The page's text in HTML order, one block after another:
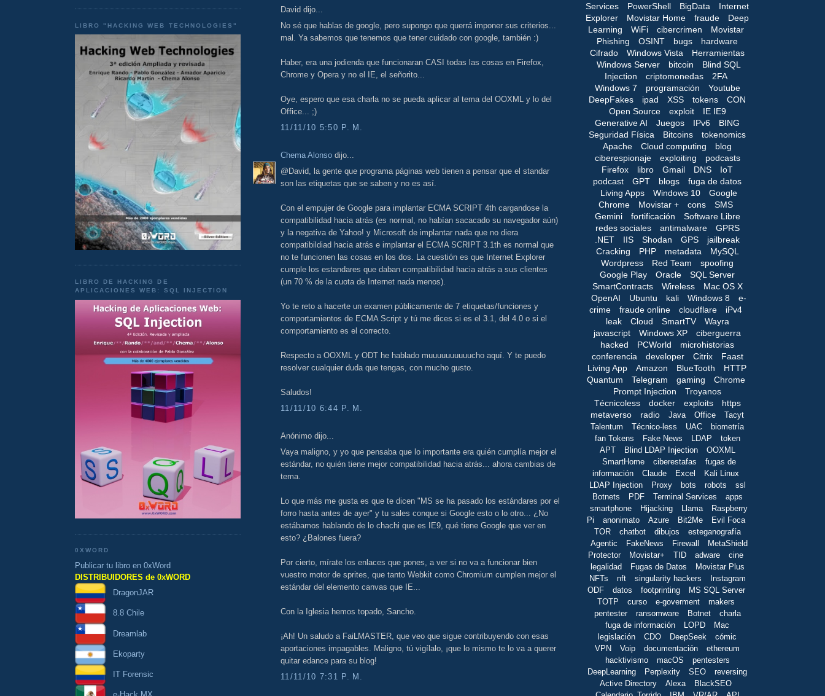
LIBRO "HACKING WEB TECHNOLOGIES"
LIBRO DE HACKING DE
APLICACIONES WEB: SQL INJECTION
0XWORD
Publicar tu libro en 0xWord
DISTRIBUIDORES de 0xWORD
DragonJAR
8.8 Chile
Dreamlab
Ekoparty
IT Forensic
David dijo...
No sé que hablas de google, pero supongo que querrá imponer sus criterios...
mal. Ya sabemos que tenemos que tener cuidado con google, también :)
Haber, era una jodienda que funcionaran CASI todas las cosas en Firefox,
Chrome y Opera y no el IE, el señorito...
Oye, espero que esa charla no se pueda aplicar al tema del OOXML y lo del
Office... ;)
11/11/10 5:50 P. M.
Chema Alonso dijo...
@David, la gente que programa páginas web tienen a pensar que el standar
son las etiquetas que se saben y no es así.
Con el empujer de Google para implantar ECMA SCRIPT 4th cargandose la
compatibilidad hacia atrás (es normal, no habían sacacado su navegador aún)
y la negativa de Yahoo! y Microsoft de implantar nada que no diera
compatibildiad hacia atrás e implantar el ECMA SCRIPT 3.1th es normal que
no te funcionen las cosas en los dos. La cuestión es que Internet Explorer
cumple los estandares que daban compatibilidad hacia atrás a sus clientes
(un 70 % de la cuota de Internet nada menos).
Yo te reto a hacerte un examen públicamente de 7 etiquetas/funciones y
comportamientos de ECMA Script y tú me dices si es el 3.1, del 4.0 o si el
comportamiento es el correcto.
Respecto a OOXML y ODT he hablado muuuuuuuuuucho aquí. Y te puedo
resolver cualquier duda que tengas, con mucho gusto.
Saludos!
11/11/10 6:44 P. M.
Anónimo dijo...
Vaya maligno, y yo que pensaba que lo importante era quién cumplía mejor el
estándar, no quién tiene mejor compatibilidad hacia atrás... ahora cambias de
tema.
Lo que más me gusta es que te dicen "MS se ha pasado los estándares por el
forro hasta antes de ayer" y tu sales conque si Google esto o lo otro... ¿No
estábamos hablando de lo chachi que es IE9, qué tiene Google que ver en
esto? ¿Balones fuera?
Por cierto, mírate los enlaces que pones, a ver si no va a funcionar bien
vuestro motor de sprites, que tanto Webkit como Chromium cumplen mejor el
estándar del elemento canvas que IE...
Con la Iglesia hemos topado, Sancho.
¡Ah! Un saludo a FaiLMASTER, que veo que sigue contribuyendo con esas
aportaciones impagables. Maligno, tú vigílalo, ¡que lo mismo te lo va a querer
quitar edance para su blog!
11/11/10 7:31 P. M.
Services
PowerShell BigData
Internet
Explorer
Movistar Home fraude
Deep
Learning
WiFi cibercrimen
Movistar
Phishing
OSINT bugs
hardware
Cifrado
Windows Vista
Herramientas
Windows Server
bitcoin
Blind SQL
Injection
criptomonedas
2FA
Windows 7
programación
Youtube
DeepFakes
ipad XSS tokens
CON
Open Source
exploit
IE IE9
Generative AI
Juegos IPv6
BING
Seguridad Física
Bitcoins
tokenomics
Apache
Cloud computing
blog
ciberespionaje
exploiting
podcasts
Firefox
libro Gmail DNS
IoT
podcast
GPT blogs
fuga de datos
Living Apps
Windows 10
Google
Chrome
Movistar + cons
SMS
Gemini
fortificación
Software Libre
redes sociales
antimalware
GPRS
.NET
IIS Shodan GPS
jailbreak
Cracking
PHP metadata
MySQL
Wordpress
Red Team
spoofing
Google Play
Oracle
SQL Server
SmartContracts
Wireless
Mac OS X
OpenAI
Ubuntu kali Windows 8
e-
crime
fraude online cloudflare
iPv4
leak
Cloud SmartTV
Wayra
javascript
Windows XP
ciberguerra
hacked
PCWorld
microhistorias
conferencia
developer Citrix
Faast
Living App
Amazon BlueTooth
HTTP
Quantum
Telegram gaming
Chrome
Prompt Injection
Troyanos
Técnicoless
docker exploits
https
metaverso
radio Java Office
Tacyt
Talentum
Técnico-less UAC
biometría
fan Tokens
Fake News LDAP
token
APT
Blind LDAP Injection
OOXML
SmartHome
ciberestafas
fugas de
información
Claude Excel
Kali Linux
LDAP Injection
Proxy bots robots
ssl
Botnets
PDF Terminal Services
apps
smartphone
Hijacking Llama
Raspberry
Pi
anonimato Azure Bit2Me
Evil Foca
TOR
chatbot dibujos
esteganografía
Agentic
FakeNews Firewall
MetaShield
Protector
Movistar+ TID adware
cine
legalidad
Fugas de Datos
Movistar Plus
NFTs
nft singularity hackers
Instagram
ODF
datos footprinting
MS SQL Server
TOTP
curso e-goverment
makers
pentester
ransomware Botnet
charla
fuga de información
LOPD
Mac
legislación
CDO DeepSeek
cómic
VPN
Voip documentación
ethereum
hacktivismo
macOS
pentesters
DeepLearning
Perplexity SEO
reversing
Active Directory
Alexa
BlackSEO